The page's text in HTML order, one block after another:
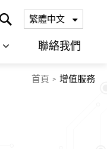
繁體中文
聯絡我們
首頁 增值服務